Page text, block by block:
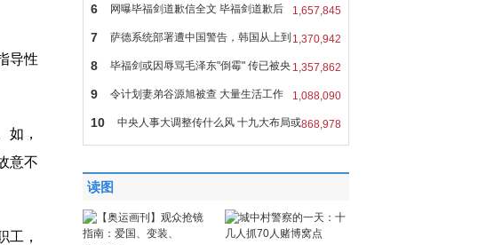
导性
如，
意不
工，
或 1,657,845
6 网曝毕福剑道歉信全文 毕福剑道歉后
会 1,370,942
7 萨德系统部署遭中国警告，韩国从上到
下 1,357,862
8 毕福剑或因辱骂毛泽东"倒霉" 传已被央
1,088,090
9 令计划妻弟谷源旭被查 大量生活工作
照 868,978
10 中央人事大调整传什么风 十九大布局或
读图